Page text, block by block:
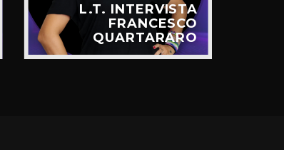
L.T. INTERVISTA
FRANCESCO
QUARTARARO